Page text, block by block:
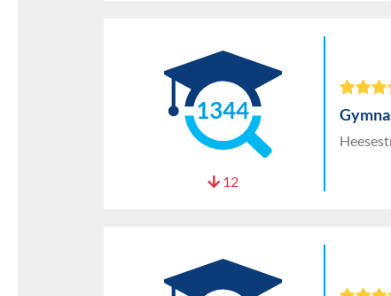
1344
12